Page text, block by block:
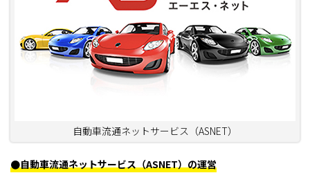
自動車流通ネットサービス（ASNET）
●自動車流通ネットサービス（ASNET）の運営